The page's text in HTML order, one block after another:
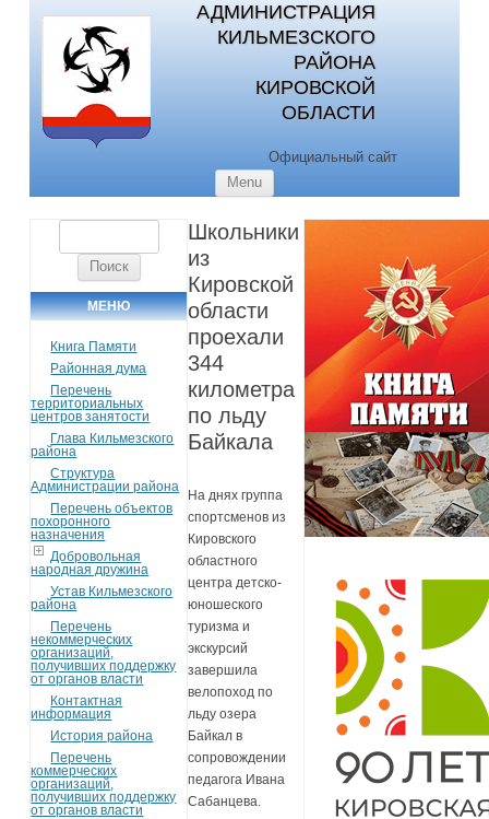
АДМИНИСТРАЦИЯ
КИЛЬМЕЗСКОГО
РАЙОНА
КИРОВСКОЙ
ОБЛАСТИ
Официальный сайт
Menu
МЕНЮ
Книга Памяти
Районная дума
Перечень
территориальных
центров занятости
Глава Кильмезского
района
Структура
Администрации района
Перечень объектов
похоронного
назначения
Добровольная
народная дружина
Устав Кильмезского
района
Перечень
некоммерческих
организаций,
получивших поддержку
от органов власти
Контактная
информация
История района
Перечень
коммерческих
организаций,
получивших поддержку
от органов власти
Школьники
из
Кировской
области
проехали
344
километра
по льду
Байкала
На днях группа
спортсменов из
Кировского
областного
центра детско-
юношеского
туризма и
экскурсий
завершила
велопоход по
льду озера
Байкал в
сопровождении
педагога Ивана
Сабанцева.